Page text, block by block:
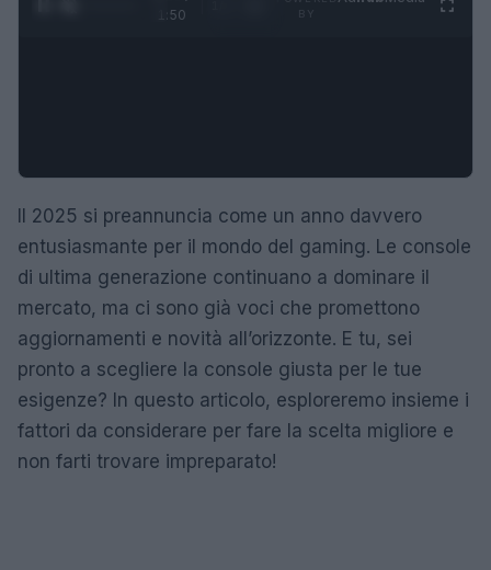
1:50
Il 2025 si preannuncia come un anno davvero
entusiasmante per il mondo del gaming. Le console
di ultima generazione continuano a dominare il
mercato, ma ci sono già voci che promettono
aggiornamenti e novità all’orizzonte. E tu, sei
pronto a scegliere la console giusta per le tue
esigenze? In questo articolo, esploreremo insieme i
fattori da considerare per fare la scelta migliore e
non farti trovare impreparato!